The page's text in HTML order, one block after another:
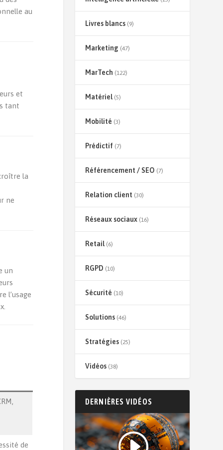
au
et
tant
la
ne
un
l’usage
de
Livres blancs(9)
Marketing (47)
MarTech (122)
Matériel(5)
Mobilité (3)
Prédictif (7)
Référencement / SEO (7)
Relation client(30)
Réseaux sociaux(16)
Retail(6)
RGPD (10)
Sécurité (10)
Solutions(46)
Stratégies(25)
Vidéos(38)
DERNIÈRES VIDÉOS